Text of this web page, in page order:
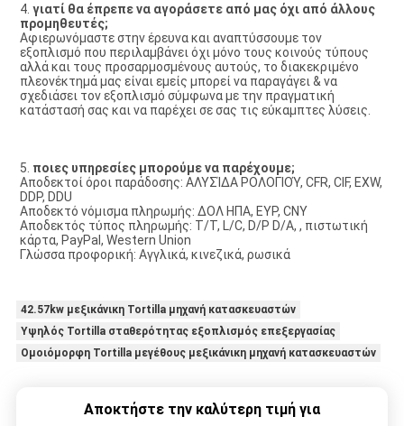
4. γιατί θα έπρεπε να αγοράσετε από μας όχι από άλλους
προμηθευτές;
Αφιερωνόμαστε στην έρευνα και αναπτύσσουμε τον
εξοπλισμό που περιλαμβάνει όχι μόνο τους κοινούς τύπους
αλλά και τους προσαρμοσμένους αυτούς, το διακεκριμένο
πλεονέκτημά μας είναι εμείς μπορεί να παραγάγει & να
σχεδιάσει τον εξοπλισμό σύμφωνα με την πραγματική
κατάστασή σας και να παρέχει σε σας τις εύκαμπτες λύσεις.
5. ποιες υπηρεσίες μπορούμε να παρέχουμε;
Αποδεκτοί όροι παράδοσης: ΑΛΥΣΊΔΑ ΡΟΛΟΓΙΟΎ, CFR, CIF, EXW,
DDP, DDU
Αποδεκτό νόμισμα πληρωμής: ΔΟΛ ΗΠΑ, ΕΥΡ, CNY
Αποδεκτός τύπος πληρωμής: T/T, L/C, D/P D/A, , πιστωτική
κάρτα, PayPal, Western Union
Γλώσσα προφορική: Αγγλικά, κινεζικά, ρωσικά
42.57kw μεξικάνικη Tortilla μηχανή κατασκευαστών
Υψηλός Tortilla σταθερότητας εξοπλισμός επεξεργασίας
Ομοιόμορφη Tortilla μεγέθους μεξικάνικη μηχανή κατασκευαστών
Αποκτήστε την καλύτερη τιμή για